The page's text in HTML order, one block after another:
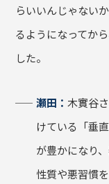
らいいんじゃない
るようになってか
した。
瀬田：木實谷
けている「垂
が豊かになり
性質や悪習慣